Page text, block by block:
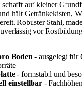
schafft auf kleiner
hält Getränkekisten,
Robuster Stahl,
vor
Boden - ausgelegt für
- formstabil und
einstellbar -